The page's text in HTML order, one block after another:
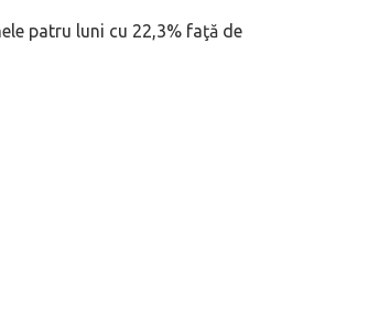
patru luni cu 22,3% faţă de